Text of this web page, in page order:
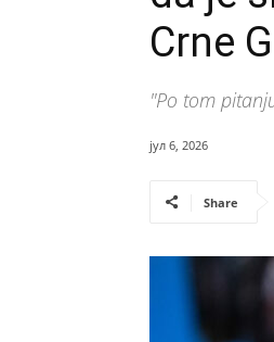
Crne
"Po tom
јул 6, 2026
Share